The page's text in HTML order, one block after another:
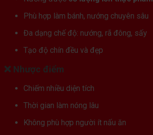
Phù hợp làm bánh, nướng chuyên sâu
Đa dạng chế độ: nướng, rã đông, sấy
Tạo độ chín đều và đẹp
❌ Nhược điểm
Chiếm nhiều diện tích
Thời gian làm nóng lâu
Không phù hợp người ít nấu ăn